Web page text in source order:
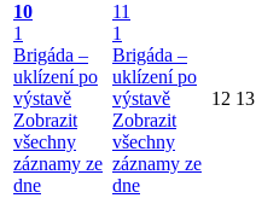
10
1
Brigáda –
uklízení po
výstavě
Zobrazit
všechny
záznamy ze
dne
11
1
Brigáda –
uklízení po
výstavě
Zobrazit
všechny
záznamy ze
dne
12 13